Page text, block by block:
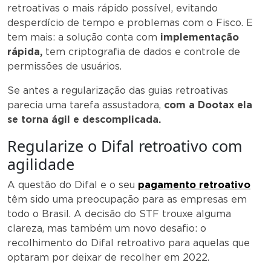
retroativas o mais rápido possível, evitando
desperdício de tempo e problemas com o Fisco. E
tem mais: a solução conta com implementação
rápida, tem criptografia de dados e controle de
permissões de usuários.
Se antes a regularização das guias retroativas
parecia uma tarefa assustadora, com a Dootax ela
se torna ágil e descomplicada.
Regularize o Difal retroativo com
agilidade
A questão do Difal e o seu pagamento retroativo
têm sido uma preocupação para as empresas em
todo o Brasil. A decisão do STF trouxe alguma
clareza, mas também um novo desafio: o
recolhimento do Difal retroativo para aquelas que
optaram por deixar de recolher em 2022.